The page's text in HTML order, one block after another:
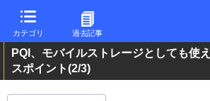
カテゴリ 過去記事
PQI、モバイルストレージとしても使
スポイント(2/3)